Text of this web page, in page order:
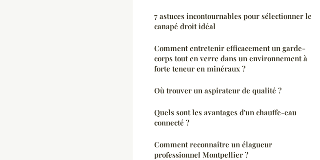
7 astuces incontournables pour sélectionner le
canapé droit idéal
Comment entretenir efficacement un garde-
corps tout en verre dans un environnement à
forte teneur en minéraux ?
Où trouver un aspirateur de qualité ?
Quels sont les avantages d'un chauffe-eau
connecté ?
Comment reconnaître un élagueur
professionnel Montpellier ?